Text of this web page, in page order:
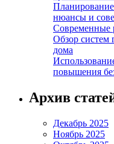
нюансы и
Современные
Обзор систем
дома
повышения
Архив
Декабрь 2025
Ноябрь 2025